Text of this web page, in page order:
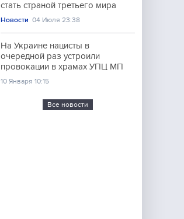
стать страной третьего мира
Новости 04 Июля 23:38
На Украине нацисты в
очередной раз устроили
провокации в храмах УПЦ МП
10 Января 10:15
Все новости